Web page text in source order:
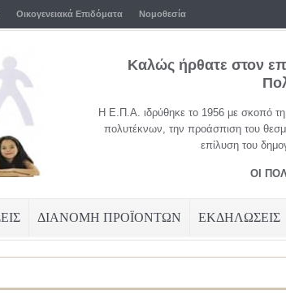
Οικογενειακά Επιδόματα Νομοθεσία
Καλώς ήρθατε στον
Η Ε.Π.Α. ιδρύθηκε το 1956 με σκοπό
πολυτέκνων, την προάσπιση του
επίλυση του
ΟΙ
ΔΙΑΝΟΜΗ ΠΡΟΪΟΝΤΩΝ ΕΚΔΗΛΩΣΕΙΣ